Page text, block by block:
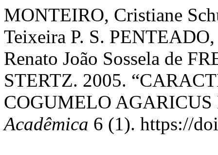
MONTEIRO, Cristiane
Teixeira P. S.
Renato João Sossela de
STERTZ. 2005.
COGUMELO
Acadêmica 6 (1). https://